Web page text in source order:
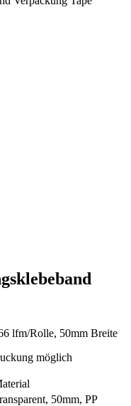
lfm/Rolle, 50mm Breite
möglich
50mm, PP